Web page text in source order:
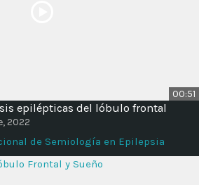
00:51
epilépticas del lóbulo frontal
2022
de Semiología en Epilepsia